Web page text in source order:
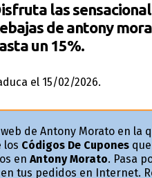
las
de antony
un 15%.
el 15/02/2026.
de Antony Morato en
los Códigos De Cuponesque
en Antony Morato. Pasa
tus pedidos en Internet.